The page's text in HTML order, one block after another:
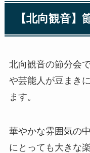
【北向観音】
北向観音の節分会
や芸能人が豆まき
ます。
華やかな雰囲気の
にとっても大きな